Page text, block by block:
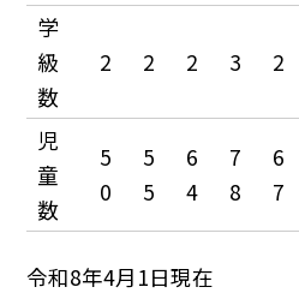
学
級
数
2 2 2 3 2
児
童
数
5
0
5
5
6
4
7
8
6
7
令和8年4月1日現在